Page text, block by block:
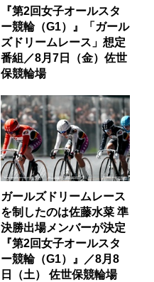
『第2回女子オールスタ
ー競輪（G1）』「ガール
ズドリームレース」想定
番組／8月7日（金）佐世
保競輪場
ガールズドリームレース
を制したのは佐藤水菜 準
決勝出場メンバーが決定
『第2回女子オールスタ
ー競輪（G1）』／8月8
日（土） 佐世保競輪場